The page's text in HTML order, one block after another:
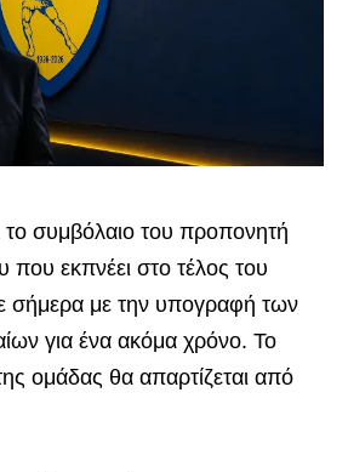
το συμβόλαιο του προπονητή
που εκπνέει στο τέλος του
σήμερα με την υπογραφή των
για ένα ακόμα χρόνο. Το
της ομάδας θα απαρτίζεται από